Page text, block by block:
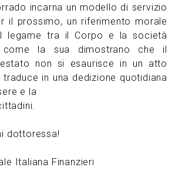
incarna un modello di servizio
il prossimo, un riferimento morale
legame tra il Corpo e la società
come la sua dimostrano che il
non si esaurisce in un atto
in una dedizione quotidiana
e la
dottoressa!
Italiana Finanzieri